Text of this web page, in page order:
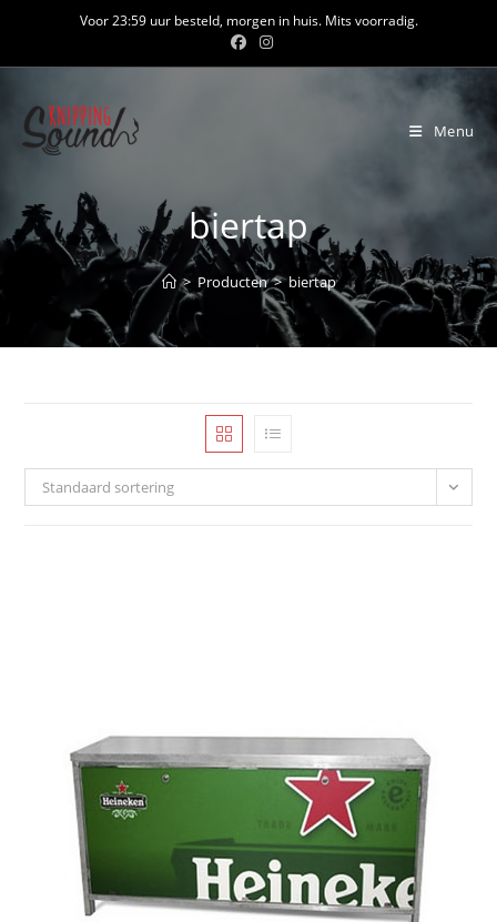
inhoud
Voor 23:59 uur besteld, morgen in huis. Mits voorradig.
Menu
biertap
> Producten > biertap
Standaard sortering